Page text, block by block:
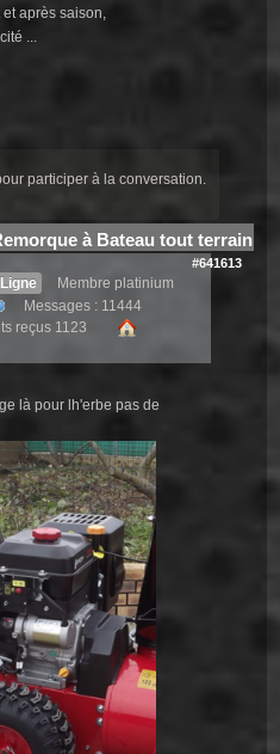
après saison,
...
participer à la conversation.
à Bateau tout terrain
#641613
Membre platinium
Messages : 11444
reçus 1123
là pour lh'erbe pas de